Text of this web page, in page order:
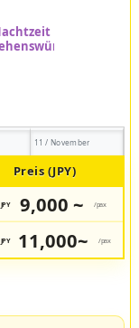
11 / November
Preis (JPY)
JPY 9,000 ~ /pax
JPY 11,000~ /pax